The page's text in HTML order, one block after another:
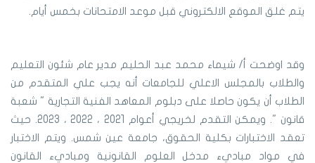
يتم غلق الموقع الالكتروني قبل موعد الامتحانات بخمس أيام.
وقد اوضحت أ/ شيماء محمد عبد الحليم مدير عام شئون التعليم
والطلاب بالمجلس الاعلي للجامعات أنه يجب علي المتقدم من
الطلاب أن يكون حاصلا على دبلوم المعاهد الفنية التجارية " شعبة
قانون ". ويمكن التقدم لخريجي أعوام 2021 ، 2022 ، 2023. حيث
تعقد الاختبارات بكلية الحقوق، جامعة عين شمس. ويتم الاختبار
في مواد مباديء مدخل العلوم القانونية ومباديء القانون